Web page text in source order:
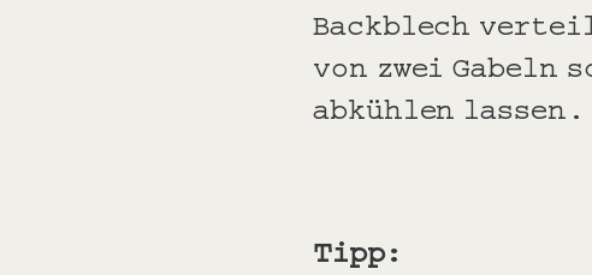
Backblech
von zwei Gabeln
abkühlen lassen.
Tipp: